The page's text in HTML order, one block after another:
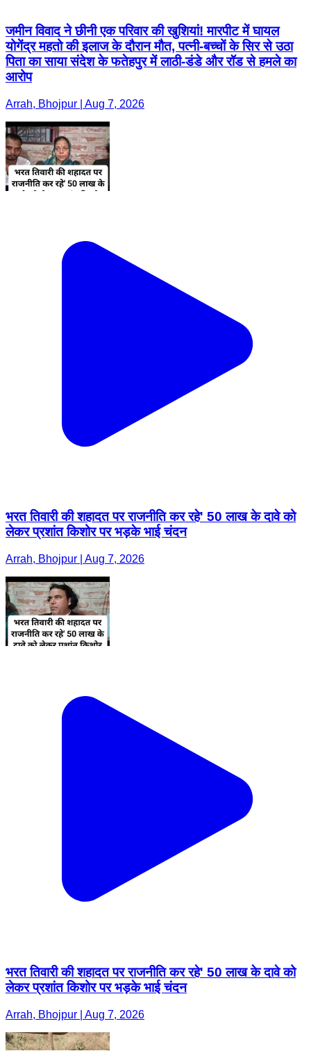
जमीन विवाद ने छीनी एक परिवार की खुशियां! मारपीट में घायल
योगेंद्र महतो की इलाज के दौरान मौत, पत्नी-बच्चों के सिर से उठा
पिता का साया संदेश के फतेहपुर में लाठी-डंडे और रॉड से हमले का
आरोप
Arrah, Bhojpur | Aug 7, 2026
भरत तिवारी की शहादत पर राजनीति कर रहे' 50 लाख के दावे को
लेकर प्रशांत किशोर पर भड़के भाई चंदन
Arrah, Bhojpur | Aug 7, 2026
भरत तिवारी की शहादत पर राजनीति कर रहे' 50 लाख के दावे को
लेकर प्रशांत किशोर पर भड़के भाई चंदन
Arrah, Bhojpur | Aug 7, 2026